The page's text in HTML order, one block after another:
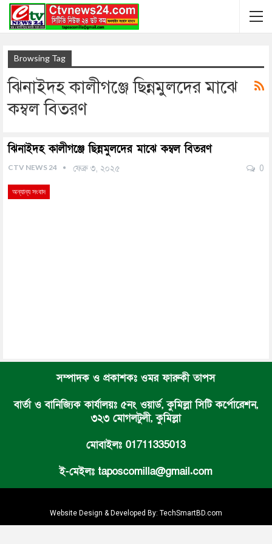
Browsing Tag
ঝিনাইদহ কালীগঞ্জে ছিন্নমুলদের মাঝে
কম্বল বিতরণ
ঝিনাইদহ কালীগঞ্জে ছিন্নমুলদের মাঝে কম্বল বিতরণ
CTV NEWS 24 ফেব্রু ৩, ২০২৫ 0
অন্যান্য সংবাদ
সম্পাদক ও প্রকাশকঃ ওমর ফারুকী তাপস
বার্তা ও বানিজ্যিক কার্যালয়ঃ ৫নং ওয়ার্ড, কুমিল্লা সিটি কর্পোরেশন,
৩২৩ মোগলটুলী, কুমিল্লা
মোবাইলঃ 01711335013
ই-মেইলঃ taposcomilla@gmail.com
Website Design & Developed By: TechSmartBD.com